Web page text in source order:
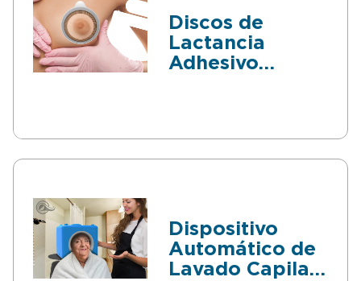
Discos de
Lactancia
Adhesivo
Dispositivo
Automático de
Lavado Capilar